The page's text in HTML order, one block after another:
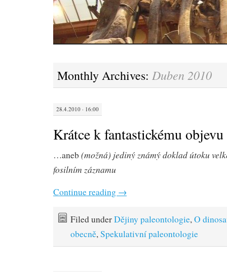
Monthly Archives: Duben 2010
28.4.2010 · 16:00
Krátce k fantastickému objevu
…aneb (možná) jediný známý doklad útoku
fosilním záznamu
Continue reading →
Filed underDějiny paleontologie,O
obecně,Spekulativní paleontologie